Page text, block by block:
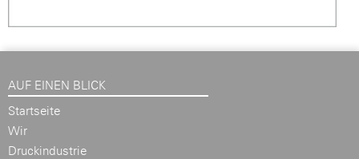
AUF EINEN BLICK
Startseite
Wir
Druckindustrie